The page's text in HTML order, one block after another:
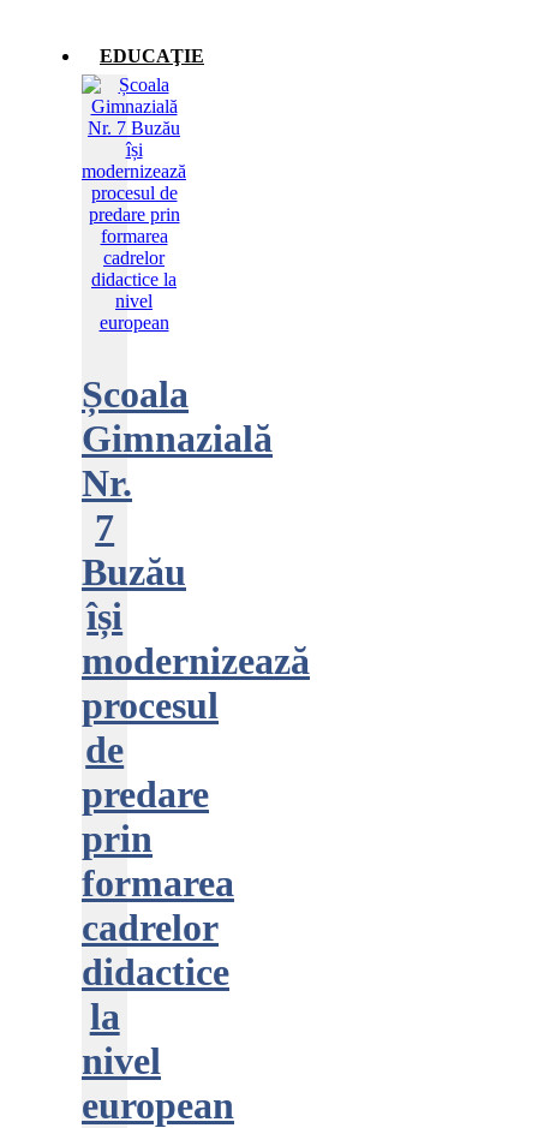
EDUCAŢIE
Școala
Gimnazială
Nr.
7
Buzău
își
modernizează
procesul
de
predare
prin
formarea
cadrelor
didactice
la
nivel
european